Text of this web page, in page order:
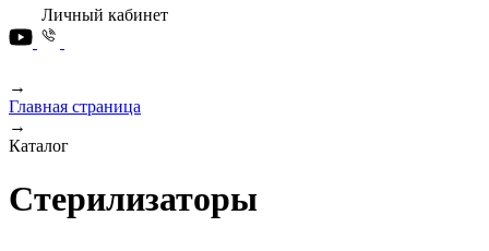
Личный кабинет
→
Главная страница
→
Каталог
Стерилизаторы